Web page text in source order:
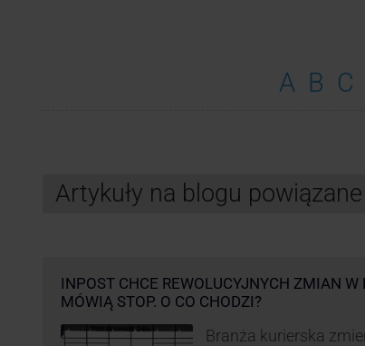
A B C
Artykuły na blogu
INPOST CHCE REWOLUCYJNYCH ZMIAN
MÓWIĄ STOP. O CO CHODZI?
Branża kurierska